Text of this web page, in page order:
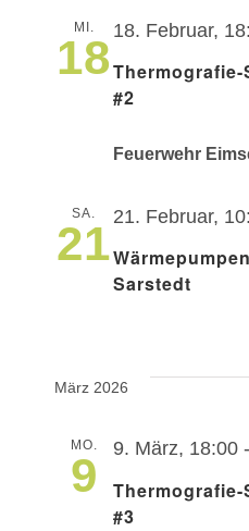
MI.
18
#2
18. Februar,
Feuerwehr
SA.
21
Sarstedt
21. Februar,
März 2026
MO.
9
#3
9. März, 18:00 -